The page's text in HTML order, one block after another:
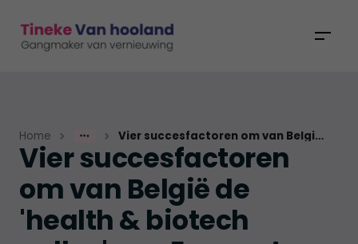
Home
Nieuws
Vier succesfactoren om van België de
Vier succesfactoren
om van België de
'health & biotech